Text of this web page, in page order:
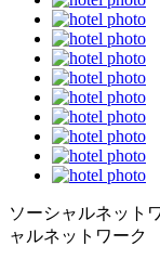
ソーシャルネット
ャルネットワーク